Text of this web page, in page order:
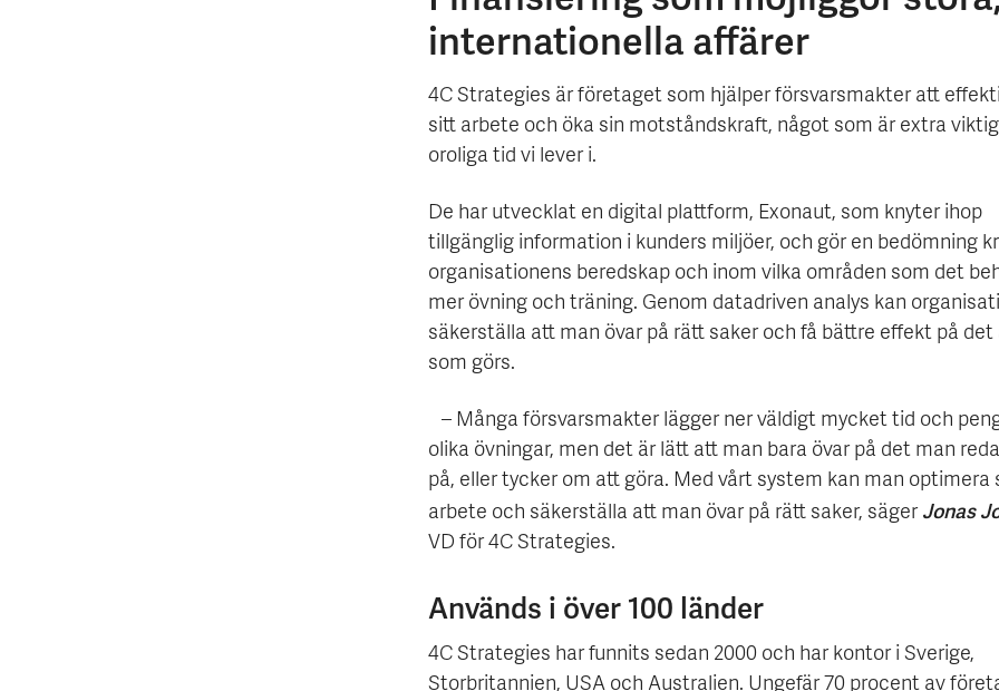
internationella affärer
4C Strategies är företaget som hjälper försvarsmakter att
sitt arbete och öka sin motståndskraft, något som är extra
oroliga tid vi lever i.
De har utvecklat en digital plattform, Exonaut, som knyter ihop
tillgänglig information i kunders miljöer, och gör en bedömning
organisationens beredskap och inom vilka områden som det
mer övning och träning. Genom datadriven analys kan
säkerställa att man övar på rätt saker och få bättre effekt på det
som görs.
– Många försvarsmakter lägger ner väldigt mycket tid och
olika övningar, men det är lätt att man bara övar på det man
på, eller tycker om att göra. Med vårt system kan man optimera
arbete och säkerställa att man övar på rätt saker, sägerJonas
VD för 4C Strategies.
Används i över 100 länder
4C Strategies har funnits sedan 2000 och har kontor i Sverige,
Storbritannien, USA och Australien. Ungefär 70 procent av